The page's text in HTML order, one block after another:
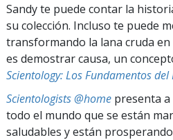
Sandy te puede contar la
su colección. Incluso te puede
transformando la lana cruda
es demostrar causa, un
Scientology: Los Fundamentos
Scientologists @home presenta
todo el mundo que se están
saludables y están